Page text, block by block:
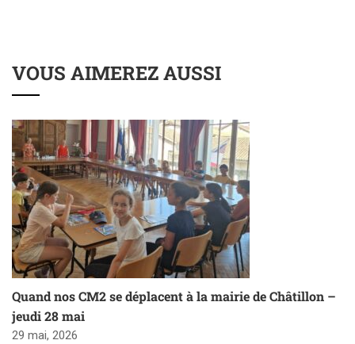
VOUS AIMEREZ AUSSI
Quand nos CM2 se déplacent à la mairie de Châtillon –
jeudi 28 mai
29 mai, 2026